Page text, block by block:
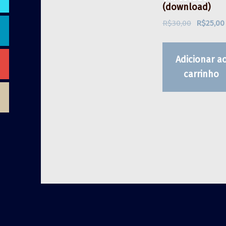
(download)
R$30,00 O preço original era: R$30,00.
R$25,00
Adicionar
carrinho